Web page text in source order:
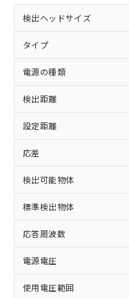
検出ヘッドサイズ
タイプ
電源の種類
検出距離
設定距離
応差
検出可能物体
標準検出物体
応答周波数
電源電圧
使用電圧範囲